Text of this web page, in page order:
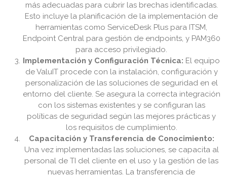
más adecuadas para cubrir las brechas identificadas.
Esto incluye la planificación de la implementación de
herramientas como ServiceDesk Plus para ITSM,
Endpoint Central para gestión de endpoints, y PAM360
para acceso privilegiado.
Implementación y Configuración Técnica: El equipo
de ValuIT procede con la instalación, configuración y
personalización de las soluciones de seguridad en el
entorno del cliente. Se asegura la correcta integración
con los sistemas existentes y se configuran las
políticas de seguridad según las mejores prácticas y
los requisitos de cumplimiento.
Capacitación y Transferencia de Conocimiento:
Una vez implementadas las soluciones, se capacita al
personal de TI del cliente en el uso y la gestión de las
nuevas herramientas. La transferencia de